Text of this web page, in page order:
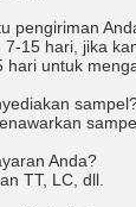
pengiriman
15 hari, jika
hari untuk
Anda?
TT, LC, dll.